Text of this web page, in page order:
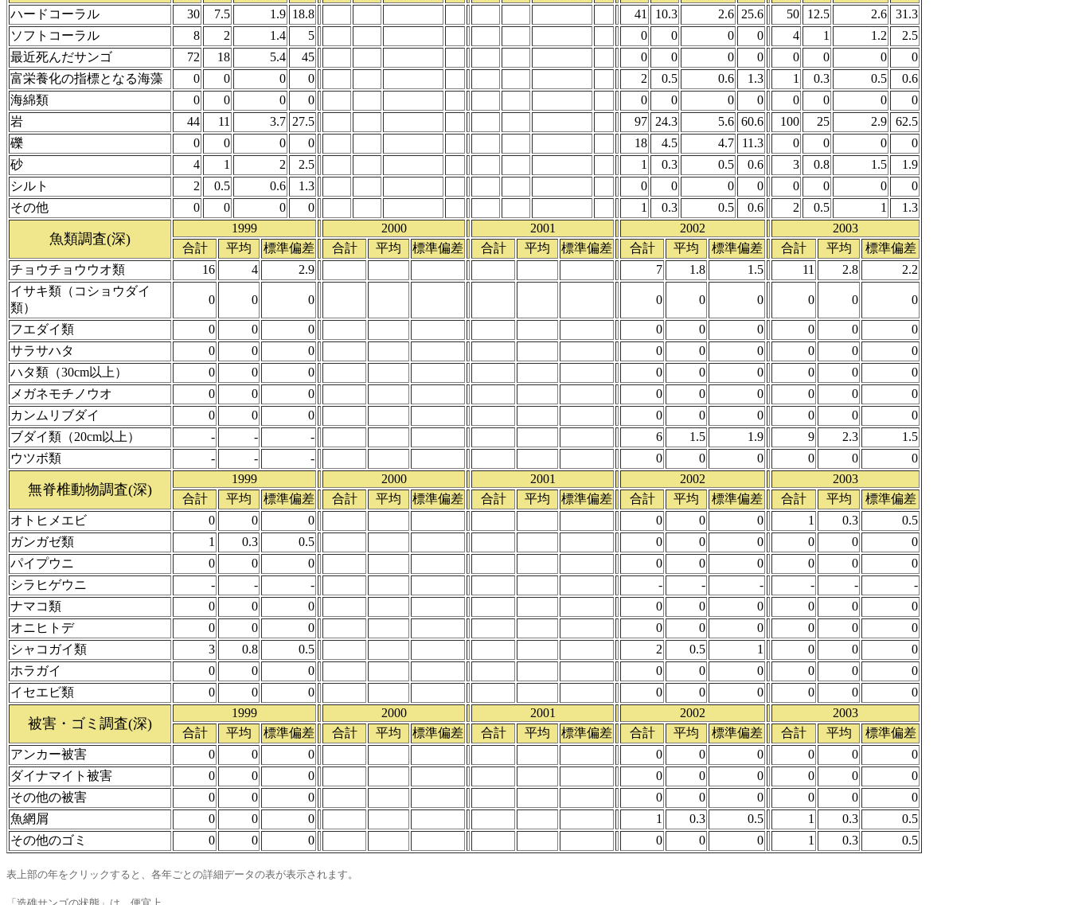
ハードコーラル
30 7.5 1.9 18.8 41 10.3 2.6 25.6 50 12.5 2.6
31.3
ソフトコーラル
8 2 1.4 5 0 0 0 0 4 1 1.2
2.5
最近死んだサンゴ
72 18 5.4 45 0 0 0 0 0 0 0
0
富栄養化の指標となる海藻
0 0 0 0 2 0.5 0.6 1.3 1 0.3 0.5
0.6
海綿類
0 0 0 0 0 0 0 0 0 0 0
0
岩
44 11 3.7 27.5 97 24.3 5.6 60.6 100 25 2.9
62.5
礫
0 0 0 0 18 4.5 4.7 11.3 0 0 0
0
砂
4 1 2 2.5 1 0.3 0.5 0.6 3 0.8 1.5
1.9
シルト
2 0.5 0.6 1.3 0 0 0 0 0 0 0
0
その他
0 0 0 0 1 0.3 0.5 0.6 2 0.5 1 1.3
魚類調査(深)
1999 2000 2001 2002
2003
合計
平均 標準偏差 合計 平均 標準偏差 合計 平均 標準偏差 合計 平均 標準偏差 合計 平均
標準偏差
チョウチョウウオ類
16 4 2.9 7 1.8 1.5 11 2.8
2.2
イサキ類（コショウダイ
類）
0 0 0 0 0 0 0 0 0
フエダイ類 0 0 0 0 0 0 0 0
0
サラサハタ
0 0 0 0 0 0 0 0
0
ハタ類（30cm以上）
0 0 0 0 0 0 0 0
0
メガネモチノウオ
0 0 0 0 0 0 0 0
0
カンムリブダイ
0 0 0 0 0 0 0 0
0
ブダイ類（20cm以上）
- - - 6 1.5 1.9 9 2.3
1.5
ウツボ類
- - - 0 0 0 0 0 0
無脊椎動物調査(深)
1999 2000 2001 2002
2003
合計
平均 標準偏差 合計 平均 標準偏差 合計 平均 標準偏差 合計 平均 標準偏差 合計 平均
標準偏差
オトヒメエビ
0 0 0 0 0 0 1 0.3
0.5
ガンガゼ類
1 0.3 0.5 0 0 0 0 0
0
パイプウニ
0 0 0 0 0 0 0 0
0
シラヒゲウニ
- - - - - - - -
-
ナマコ類
0 0 0 0 0 0 0 0
0
オニヒトデ
0 0 0 0 0 0 0 0
0
シャコガイ類
3 0.8 0.5 2 0.5 1 0 0
0
ホラガイ
0 0 0 0 0 0 0 0
0
イセエビ類
0 0 0 0 0 0 0 0 0
被害・ゴミ調査(深)
1999 2000 2001 2002
2003
合計
平均 標準偏差 合計 平均 標準偏差 合計 平均 標準偏差 合計 平均 標準偏差 合計 平均
標準偏差
アンカー被害
0 0 0 0 0 0 0 0
0
ダイナマイト被害
0 0 0 0 0 0 0 0
0
その他の被害
0 0 0 0 0 0 0 0
0
魚網屑
0 0 0 1 0.3 0.5 1 0.3
0.5
その他のゴミ
0 0 0 0 0 0 1 0.3 0.5
表上部の年をクリックすると、各年ごとの詳細データの表が表示されます。